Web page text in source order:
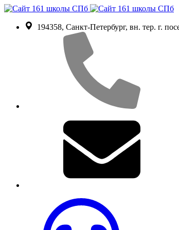
194358, Санкт-Петербург, вн. тер. г.